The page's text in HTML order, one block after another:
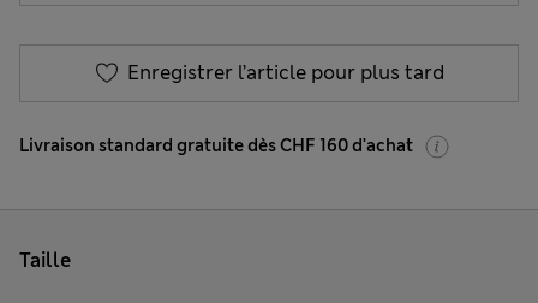
Enregistrer l’article pour plus tard
Livraison standard gratuite dès CHF 160 d'achat
Taille